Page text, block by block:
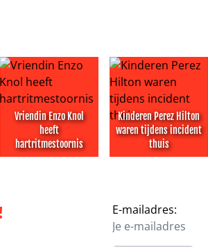
Vriendin Enzo Knol
heeft
hartritmestoornis
Kinderen Perez Hilton
waren tijdens incident
thuis
E-mailadres: